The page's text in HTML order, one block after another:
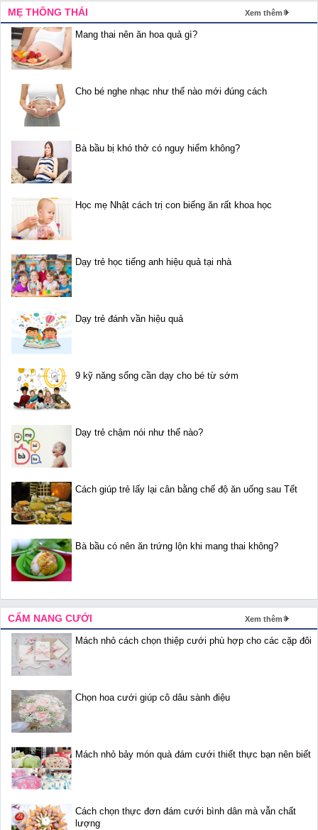
MẸ THÔNG THÁI Xem thêm
Mang thai nên ăn hoa quả gì?
Cho bé nghe nhạc như thế nào mới đúng cách
Bà bầu bị khó thở có nguy hiểm không?
Học mẹ Nhật cách trị con biếng ăn rất khoa học
Dạy trẻ học tiếng anh hiệu quả tại nhà
Dạy trẻ đánh vần hiệu quả
9 kỹ năng sống cần dạy cho bé từ sớm
Dạy trẻ chậm nói như thế nào?
Cách giúp trẻ lấy lại cân bằng chế độ ăn uống sau Tết
Bà bầu có nên ăn trứng lộn khi mang thai không?
CẨM NANG CƯỚI Xem thêm
Mách nhỏ cách chọn thiệp cưới phù hợp cho các cặp đôi
Chọn hoa cưới giúp cô dâu sành điệu
Mách nhỏ bảy món quà đám cưới thiết thực bạn nên biết
Cách chọn thực đơn đám cưới bình dân mà vẫn chất
lượng